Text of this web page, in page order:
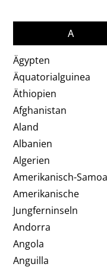
A
Ägypten
Äquatorialguinea
Äthiopien
Afghanistan
Aland
Albanien
Algerien
Amerikanisch-Samoa
Amerikanische
Jungferninseln
Andorra
Angola
Anguilla